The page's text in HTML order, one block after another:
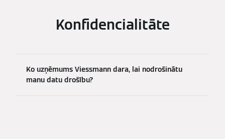
Konfidencialitāte
Ko uzņēmums Viessmann dara, lai nodrošinātu
manu datu drošību?